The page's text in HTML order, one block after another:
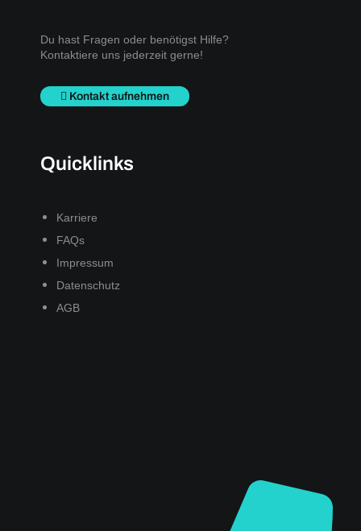
Du hast Fragen oder benötigst Hilfe?
Kontaktiere uns jederzeit gerne!
Kontakt aufnehmen
Quicklinks
Karriere
FAQs
Impressum
Datenschutz
AGB